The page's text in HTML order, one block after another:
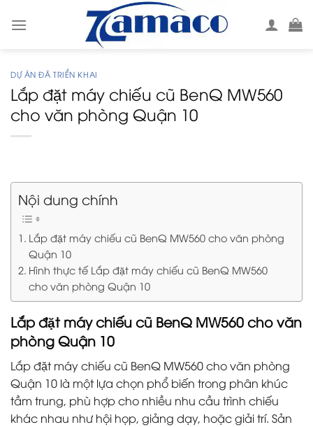
DỰ ÁN ĐÃ TRIỂN KHAI
Lắp đặt máy chiếu cũ BenQ MW560
cho văn phòng Quận 10
Nội dung chính
Lắp đặt máy chiếu cũ BenQ MW560 cho văn phòng
Quận 10
Hình thực tế Lắp đặt máy chiếu cũ BenQ MW560
cho văn phòng Quận 10
Lắp đặt máy chiếu cũ BenQ MW560 cho văn
phòng Quận 10
Lắp đặt máy chiếu cũ BenQ MW560 cho văn phòng
Quận 10 là một lựa chọn phổ biến trong phân khúc
tầm trung, phù hợp cho nhiều nhu cầu trình chiếu
khác nhau như hội họp, giảng dạy, hoặc giải trí. Sản